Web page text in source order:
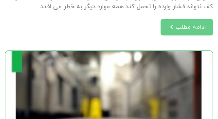
کف نتواند فشار وارده را تحمل کند همه موارد دیگر به خطر می افتد.
ادامه مطلب